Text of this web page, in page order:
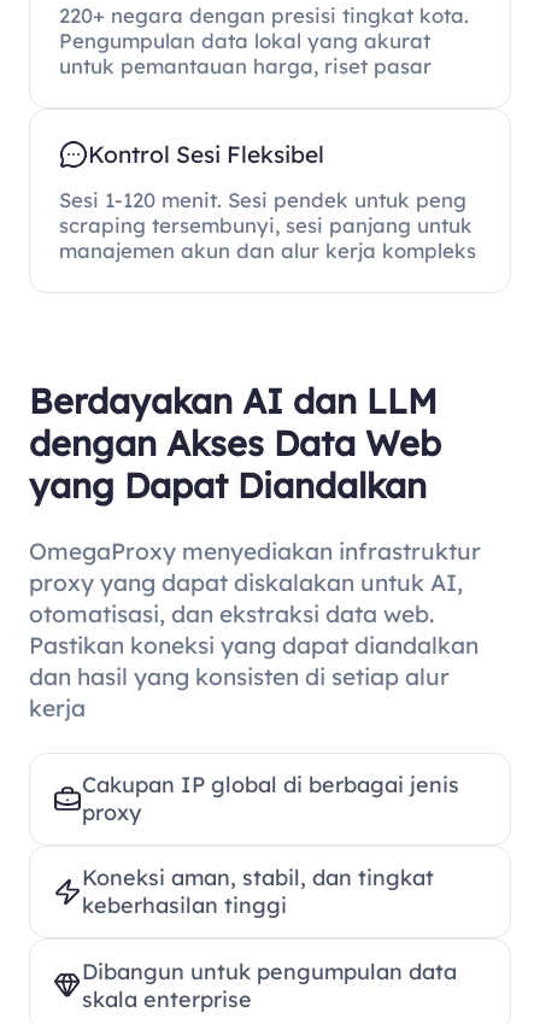
220+ negara dengan presisi tingkat kota.
Pengumpulan data lokal yang akurat
untuk pemantauan harga, riset pasar
Kontrol Sesi Fleksibel
Sesi 1-120 menit. Sesi pendek untuk peng
scraping tersembunyi, sesi panjang untuk
manajemen akun dan alur kerja kompleks
Berdayakan AI dan LLM
dengan Akses Data Web
yang Dapat Diandalkan
OmegaProxy menyediakan infrastruktur
proxy yang dapat diskalakan untuk AI,
otomatisasi, dan ekstraksi data web.
Pastikan koneksi yang dapat diandalkan
dan hasil yang konsisten di setiap alur
kerja
Cakupan IP global di berbagai jenis
proxy
Koneksi aman, stabil, dan tingkat
keberhasilan tinggi
Dibangun untuk pengumpulan data
skala enterprise